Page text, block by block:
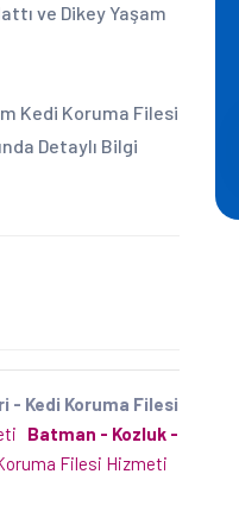
ve Dikey Yaşam
Kedi Koruma Filesi
Detaylı Bilgi
- Kedi Koruma Filesi
Batman - Kozluk -
Filesi Hizmeti